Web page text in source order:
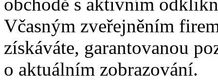
Včasným zveřejněním
získáváte, garantovanou
o aktuálním zobrazování.